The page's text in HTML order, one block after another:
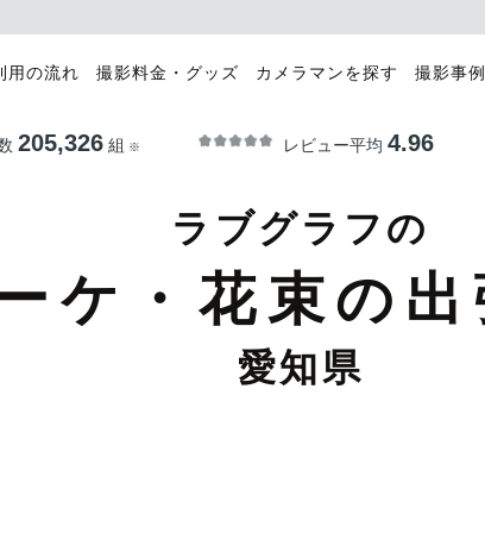
用の流れ 撮影料金・グッズ カメラマンを探す 撮影事
205,326組 ※ レビュー平均 4.96
ラブグラフの
ケ・花束の出
愛知県